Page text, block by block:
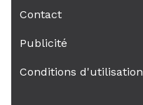
Contact
Publicité
Conditions d'utilisation